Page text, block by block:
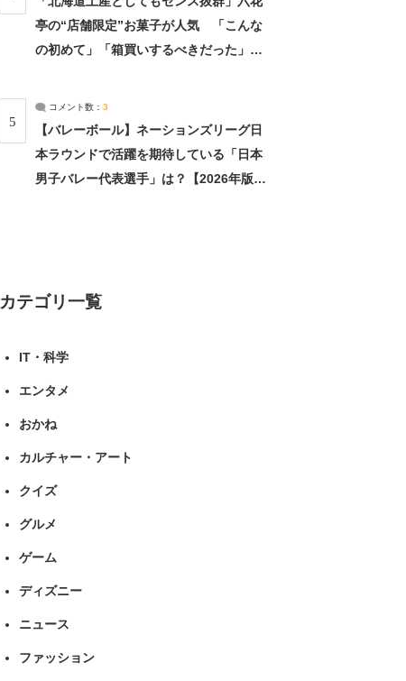
亭の“店舗限定”お菓子が人気 「こんな
の初めて」「箱買いするべきだった」
5
コメント数： 3
【バレーボール】ネーションズリーグ日
本ラウンドで活躍を期待している「日本
男子バレー代表選手」は？【2026年版・
カテゴリ一覧
IT・科学
エンタメ
おかね
カルチャー・アート
クイズ
グルメ
ゲーム
ディズニー
ニュース
ファッション